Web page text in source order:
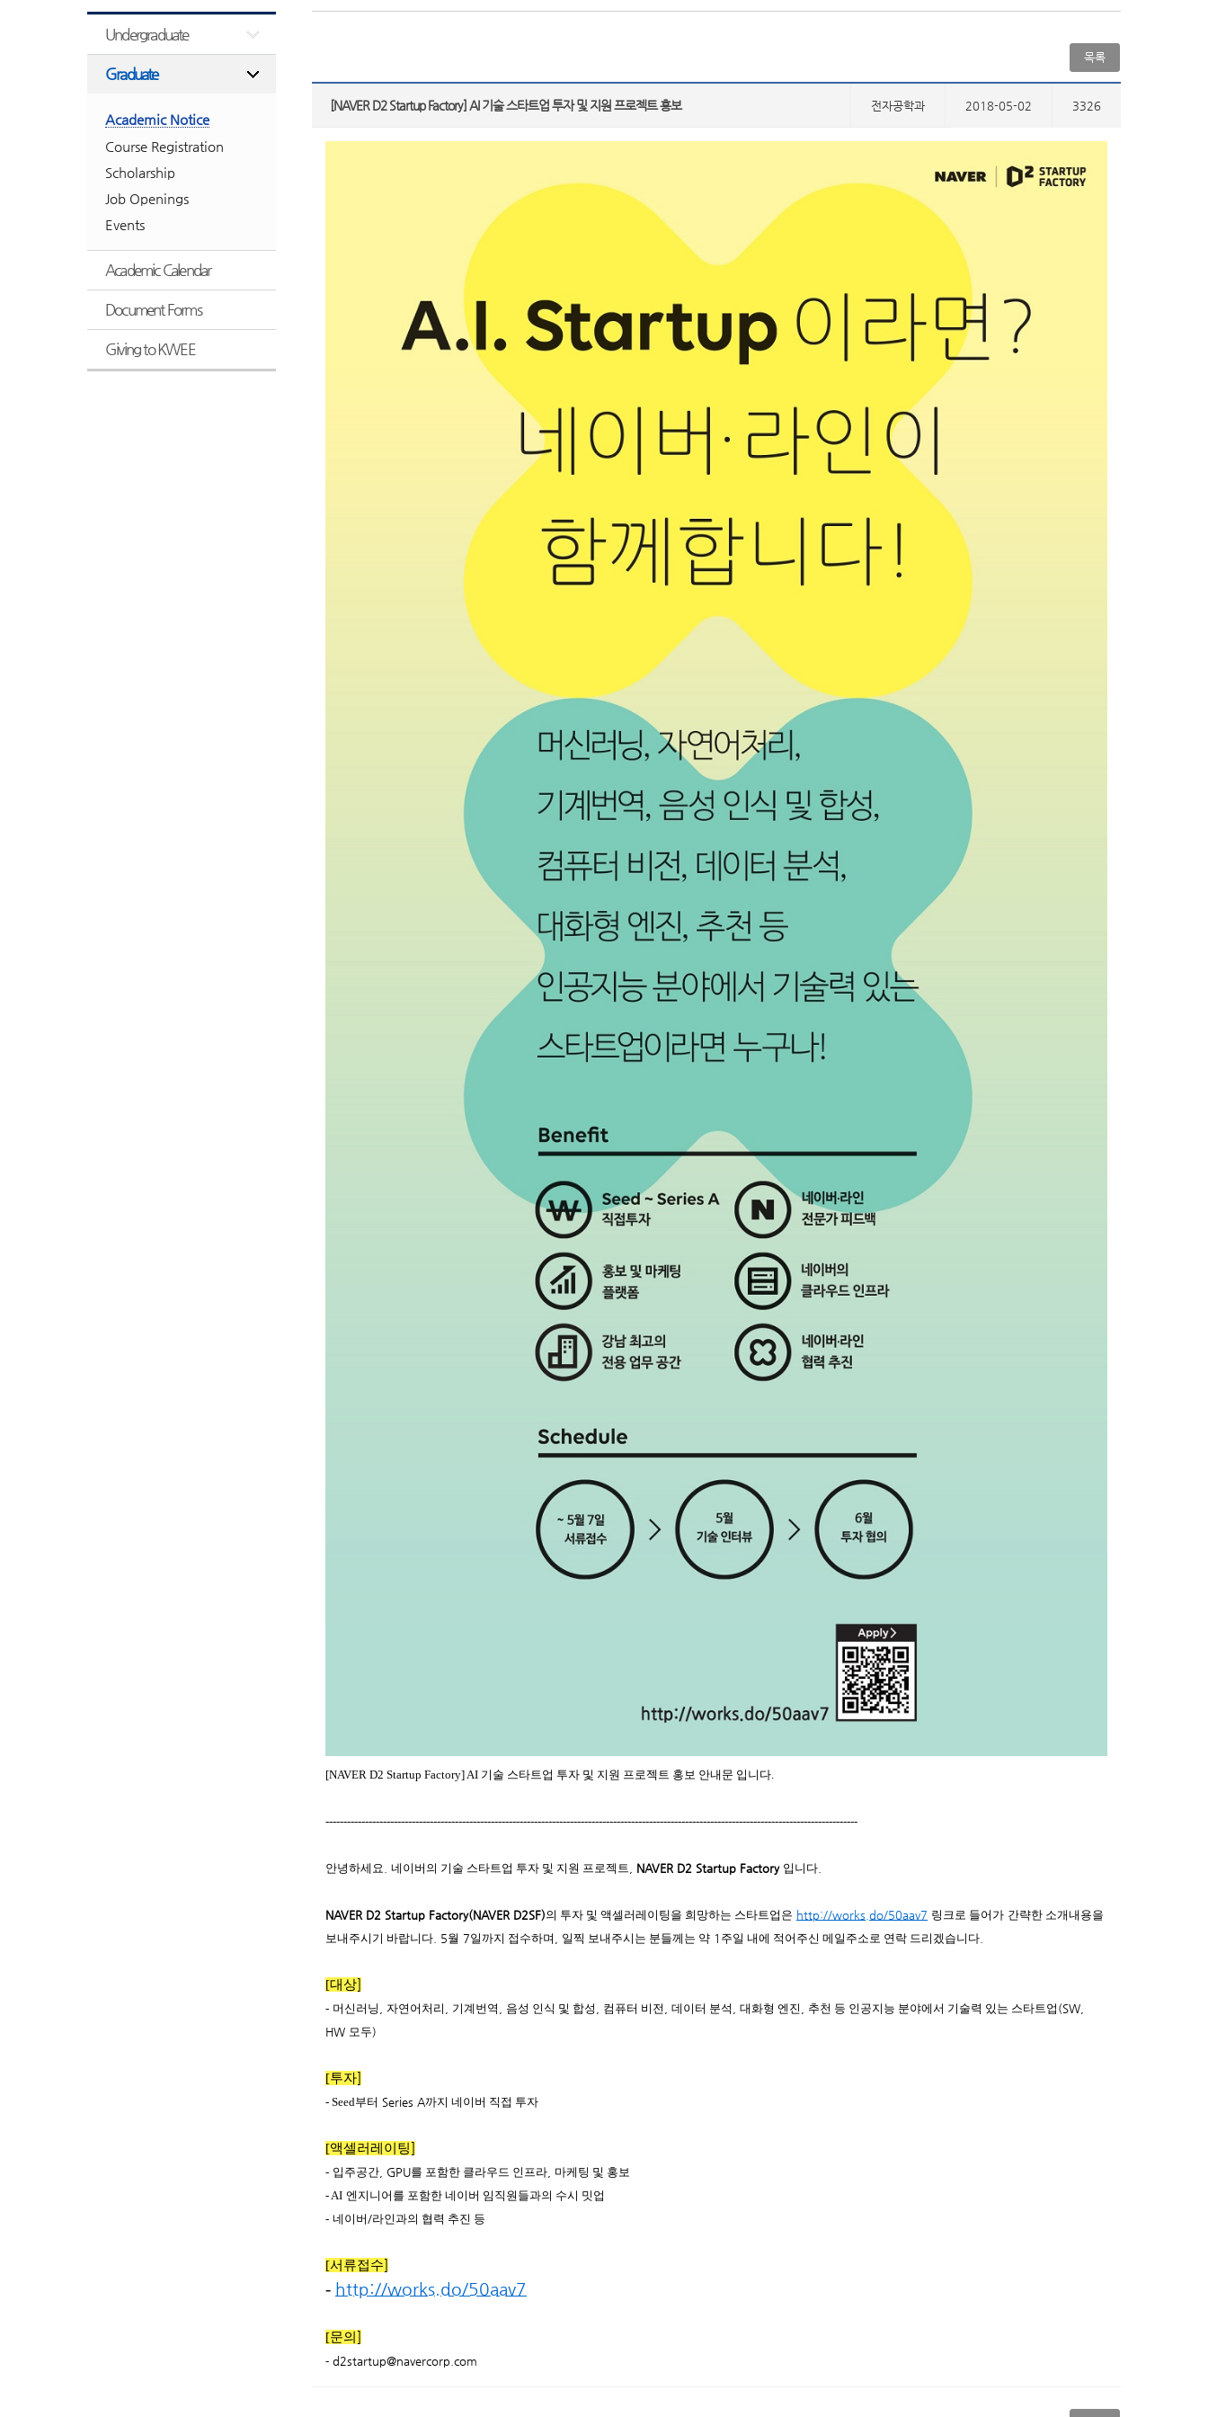
Undergraduate
Graduate
Academic Notice
Course Registration
Scholarship
Job Openings
Events
Academic Calendar
Document Forms
Giving to KWEE
목록
[NAVER D2 Startup Factory] AI 기술 스타트업 투자 및 지원 프로젝트 홍보 전자공학과 2018-05-02 3326
[NAVER D2 Startup Factory] AI 기술 스타트업 투자 및 지원 프로젝트 홍보 안내문 입니다.
----------------------------------------------------------------------------------------------------------------------------------------------------
안녕하세요 네이버의 기술 스타트업 투자 및 지원 프로젝트 NAVER D2 Startup Factory 입니다
NAVER D2 Startup Factory(NAVER D2SF)의 투자 및 액셀러레이팅을 희망하는 스타트업은 http://works.do/50aav7 링크로 들어가 간략한 소개내용을
보내주시기 바랍니다 . 5월 7일까지 접수하며 일찍 보내주시는 분들께는 약 1 주일 내에 적어주신 메일주소로 연락 드리겠습니다
[대상
- 머신러닝 자연어처리 기계번역 음성 인식 및 합성 컴퓨터 비전 데이터 분석 대화형 엔진 추천 등 인공지능 분야에서 기술력 있는 스타트업 (SW,
HW 모두)
[투자
- Seed부터 Series A까지 네이버 직접 투자
[액셀러레이팅
- 입주공간 , GPU를 포함한 클라우드 인프라 마케팅 및 홍보
- AI 엔지니어를 포함한 네이버 임직원들과의 수시 밋업
- 네이버/라인과의 협력 추진 등
[서류접수
- http://works.do/50aav7
[문의
- d2startup@navercorp.com